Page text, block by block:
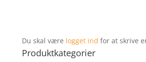
Du skal være logget ind for at skrive
Produktkategorier